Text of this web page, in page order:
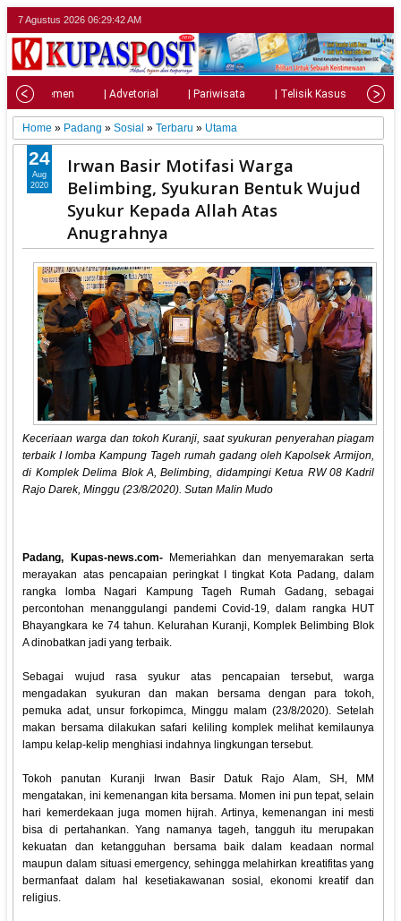
7 Agustus 2026 06:29:44 AM
| Parlemen | Advetorial | Pariwisata | Telisik Kasus |
Home » Padang »Sosial »Terbaru » Utama
Irwan Basir Motifasi Warga
Belimbing, Syukuran Bentuk Wujud
Syukur Kepada Allah Atas
Anugrahnya
Keceriaan warga dan tokoh Kuranji, saat syukuran penyerahan piagam
terbaik I lomba Kampung Tageh rumah gadang oleh Kapolsek Armijon,
di Komplek Delima Blok A, Belimbing, didampingi Ketua RW 08 Kadril
Rajo Darek, Minggu (23/8/2020). Sutan Malin Mudo
Padang, Kupas-news.com-
Memeriahkan dan menyemarakan serta
merayakan atas pencapaian peringkat I tingkat Kota Padang, dalam
rangka lomba Nagari Kampung Tageh Rumah Gadang, sebagai
percontohan menanggulangi pandemi Covid-19, dalam rangka HUT
Bhayangkara ke 74 tahun. Kelurahan Kuranji, Komplek Belimbing Blok
A dinobatkan jadi yang terbaik.
Sebagai wujud rasa syukur atas pencapaian tersebut, warga
mengadakan syukuran dan makan bersama dengan para tokoh,
pemuka adat, unsur forkopimca, Minggu malam (23/8/2020). Setelah
makan bersama dilakukan safari keliling komplek melihat kemilaunya
lampu kelap-kelip menghiasi indahnya lingkungan tersebut.
Tokoh panutan Kuranji Irwan Basir Datuk Rajo Alam, SH, MM
mengatakan, ini kemenangan kita bersama. Momen ini pun tepat, selain
hari kemerdekaan juga momen hijrah. Artinya, kemenangan ini mesti
bisa di pertahankan. Yang namanya tageh, tangguh itu merupakan
kekuatan dan ketangguhan bersama baik dalam keadaan normal
maupun dalam situasi emergency, sehingga melahirkan kreatifitas yang
bermanfaat dalam hal kesetiakawanan sosial, ekonomi kreatif dan
religius.
24
Aug
2020